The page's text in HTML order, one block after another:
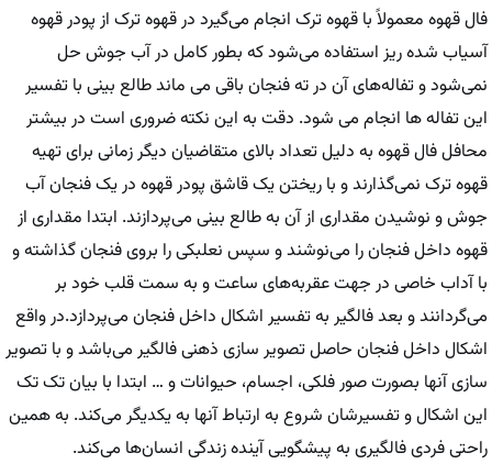
فال قهوه معمولاً با قهوه ترک انجام می‌گیرد در قهوه ترک از پودر قهوه
آسیاب شده ریز استفاده می‌شود که بطور کامل در آب جوش حل
نمی‌شود و تفاله‌های آن در ته فنجان باقی می ماند طالع بینی با تفسیر
این تفاله ها انجام می شود. دقت به این نکته ضروری است در بیشتر
محافل فال قهوه به دلیل تعداد بالای متقاضیان دیگر زمانی برای تهیه
قهوه ترک نمی‌گذارند و با ریختن یک قاشق پودر قهوه در یک فنجان آب
جوش و نوشیدن مقداری از آن به طالع بینی می‌پردازند. ابتدا مقداری از
قهوه داخل فنجان را می‌نوشند و سپس نعلبکی را بروی فنجان گذاشته و
با آداب خاصی در جهت عقربه‌های ساعت و به سمت قلب خود بر
می‌گردانند و بعد فالگیر به تفسیر اشکال داخل فنجان می‌پردازد.در واقع
اشکال داخل فنجان حاصل تصویر سازی ذهنی فالگیر می‌باشد و با تصویر
سازی آنها بصورت صور فلکی، اجسام، حیوانات و … ابتدا با بیان تک تک
این اشکال و تفسیرشان شروع به ارتباط آنها به یکدیگر می‌کند. به همین
راحتی فردی فالگیری به پیشگویی آینده زندگی انسان‌ها می‌کند.